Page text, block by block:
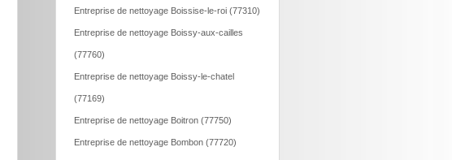
Entreprise de nettoyage Boissise-le-roi (77310)
Entreprise de nettoyage Boissy-aux-cailles
(77760)
Entreprise de nettoyage Boissy-le-chatel
(77169)
Entreprise de nettoyage Boitron (77750)
Entreprise de nettoyage Bombon (77720)